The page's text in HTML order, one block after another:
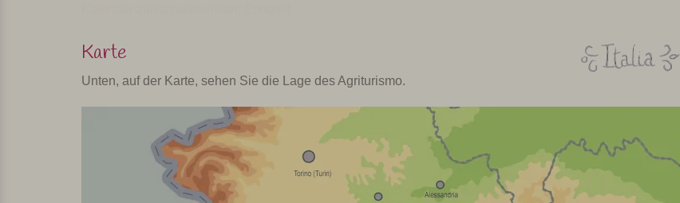
Karte
Unten, auf der Karte, sehen Sie die Lage des Agriturismo.